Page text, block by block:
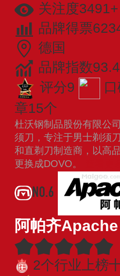
关注度3491+
品牌得票
德国
品牌指数93.4
评分9
章15个
杜沃钢制品股份有限公
须刀，专注于男士剃须
和直剃刀制造商，以高
更换成DOVO。
NO.6
阿帕齐Apache
2个行业上榜